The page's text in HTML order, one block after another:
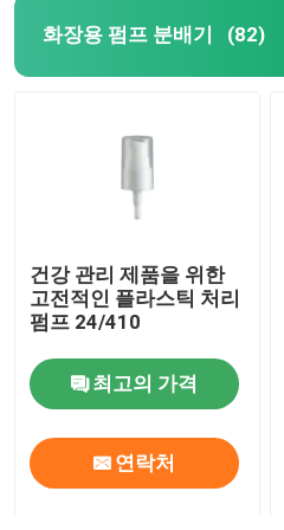
화장용 펌프 분배기 (82)
건강 관리 제품을 위한
고전적인 플라스틱 처리
펌프 24/410
최고의 가격
연락처